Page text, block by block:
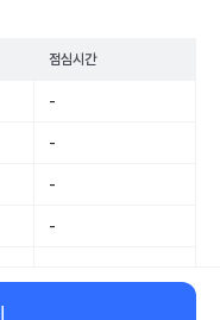
점심시간
-
-
-
-